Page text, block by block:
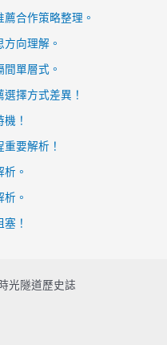
合作策略整理。
向理解。
單層式。
擇方式差異！
！
要解析！
。
。
！
光隧道歷史誌